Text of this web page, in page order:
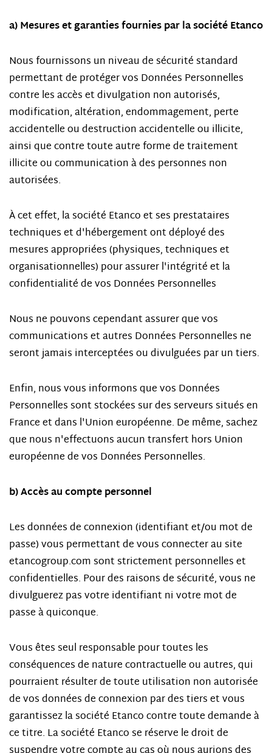
a) Mesures et garanties fournies par la société Etanco
Nous fournissons un niveau de sécurité standard
permettant de protéger vos Données Personnelles
contre les accès et divulgation non autorisés,
modification, altération, endommagement, perte
accidentelle ou destruction accidentelle ou illicite,
ainsi que contre toute autre forme de traitement
illicite ou communication à des personnes non
autorisées.
À cet effet, la société Etanco et ses prestataires
techniques et d'hébergement ont déployé des
mesures appropriées (physiques, techniques et
organisationnelles) pour assurer l'intégrité et la
confidentialité de vos Données Personnelles
Nous ne pouvons cependant assurer que vos
communications et autres Données Personnelles ne
seront jamais interceptées ou divulguées par un tiers.
Enfin, nous vous informons que vos Données
Personnelles sont stockées sur des serveurs situés en
France et dans l'Union européenne. De même, sachez
que nous n'effectuons aucun transfert hors Union
européenne de vos Données Personnelles.
b) Accès au compte personnel
Les données de connexion (identifiant et/ou mot de
passe) vous permettant de vous connecter au site
etancogroup.com sont strictement personnelles et
confidentielles. Pour des raisons de sécurité, vous ne
divulguerez pas votre identifiant ni votre mot de
passe à quiconque.
Vous êtes seul responsable pour toutes les
conséquences de nature contractuelle ou autres, qui
pourraient résulter de toute utilisation non autorisée
de vos données de connexion par des tiers et vous
garantissez la société Etanco contre toute demande à
ce titre. La société Etanco se réserve le droit de